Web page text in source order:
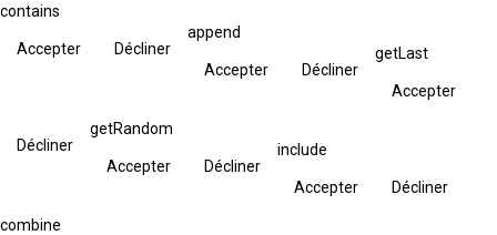
contains
Accepter Décliner
append
Accepter Décliner
getLast
Accepter
Décliner
getRandom
Accepter Décliner
include
Accepter Décliner
combine